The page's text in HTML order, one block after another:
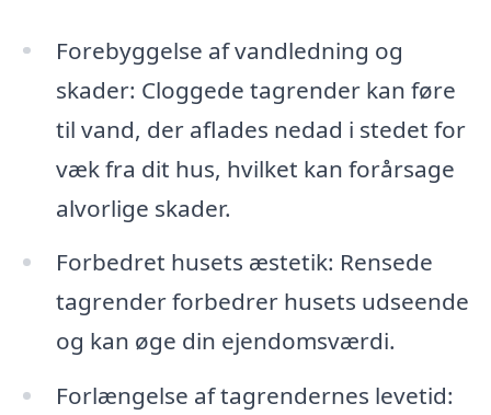
Forebyggelse af vandledning og
skader: Cloggede tagrender kan føre
til vand, der aflades nedad i stedet for
væk fra dit hus, hvilket kan forårsage
alvorlige skader.
Forbedret husets æstetik: Rensede
tagrender forbedrer husets udseende
og kan øge din ejendomsværdi.
Forlængelse af tagrendernes levetid: